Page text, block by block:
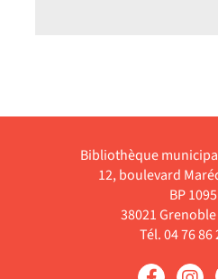
Bibliothèque
12, boulevard
BP 1095
38021 Grenoble
Tél. 04 76 86